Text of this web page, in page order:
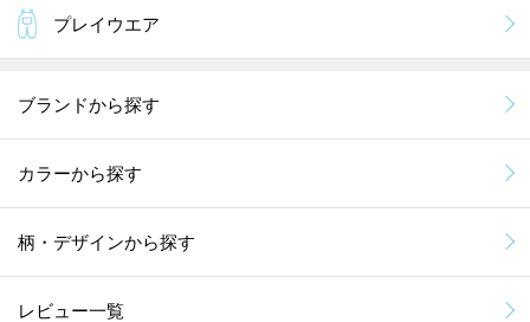
プレイウエア
ブランドから探す
カラーから探す
柄・デザインから探す
レビュー一覧